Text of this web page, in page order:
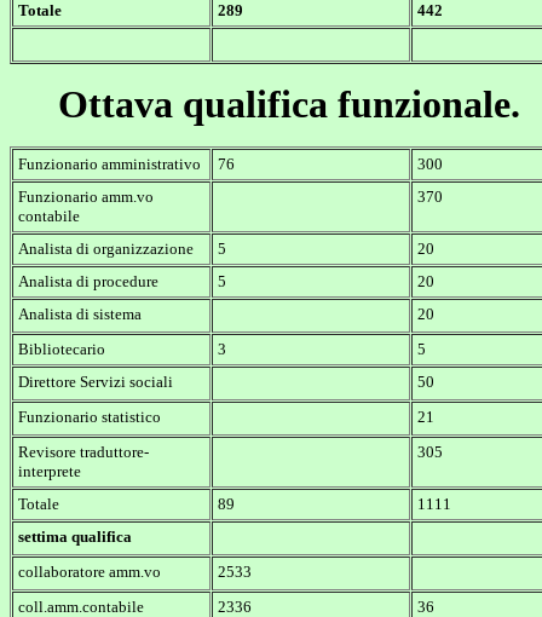
Totale
289 442
Ottava qualifica funzionale.
Funzionario amministrativo 76
300
Funzionario amm.vo
contabile
370
Analista di organizzazione 5
20
Analista di procedure
5
20
Analista di sistema
20
Bibliotecario
3
5
Direttore Servizi sociali
50
Funzionario statistico
21
Revisore traduttore-
interprete
305
Totale 89
1111
settima qualifica
collaboratore amm.vo
2533
coll.amm.contabile
2336
36